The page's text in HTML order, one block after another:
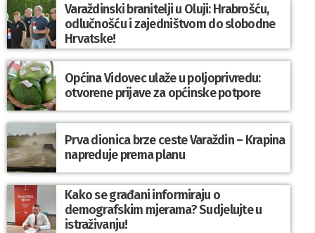
Varaždinski branitelji u Oluji: Hrabrošću,
odlučnošću i zajedništvom do slobodne
Hrvatske!
Općina Vidovec ulaže u poljoprivredu:
otvorene prijave za općinske potpore
Prva dionica brze ceste Varaždin – Krapina
napreduje prema planu
Kako se građani informiraju o
demografskim mjerama? Sudjelujte u
istraživanju!